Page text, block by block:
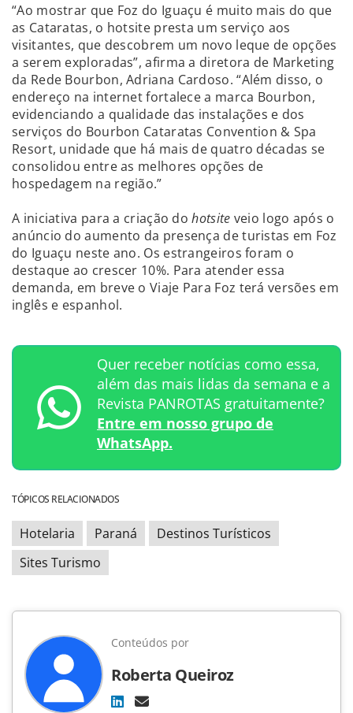
“Ao mostrar que Foz do Iguaçu é muito mais do que
as Cataratas, o hotsite presta um serviço aos
visitantes, que descobrem um novo leque de opções
a serem exploradas”, afirma a diretora de Marketing
da Rede Bourbon, Adriana Cardoso. “Além disso, o
endereço na internet fortalece a marca Bourbon,
evidenciando a qualidade das instalações e dos
serviços do Bourbon Cataratas Convention & Spa
Resort, unidade que há mais de quatro décadas se
consolidou entre as melhores opções de
hospedagem na região.”
A iniciativa para a criação dohotsite veio logo após o
anúncio do aumento da presença de turistas em Foz
do Iguaçu neste ano. Os estrangeiros foram o
destaque ao crescer 10%. Para atender essa
demanda, em breve o Viaje Para Foz terá versões em
inglês e espanhol.
Quer receber notícias como essa,
além das mais lidas da semana e a
Revista PANROTAS gratuitamente?
Entre em nosso grupo de
WhatsApp.
TÓPICOS RELACIONADOS
Hotelaria Paraná
Destinos Turísticos
Sites Turismo
Conteúdos por
Roberta Queiroz